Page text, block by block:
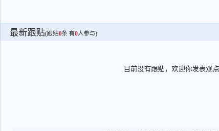
最新跟贴(跟贴0条 有0人参与)
目前没有跟贴，欢迎你发表观点